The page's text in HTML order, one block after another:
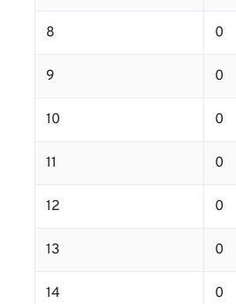
8 0
9 0
10 0
11 0
12 0
13 0
14 0